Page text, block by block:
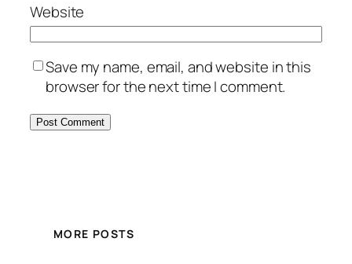
Website
Save my name, email, and website in this
browser for the next time I comment.
MORE POSTS